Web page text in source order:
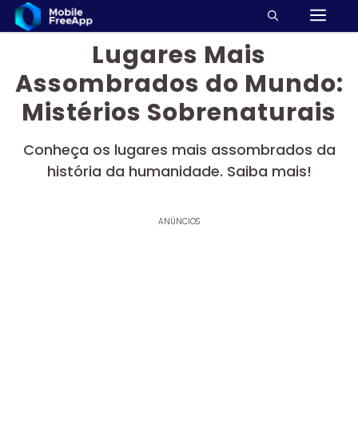
Pular
para
Lugares Mais
Assombrados do Mundo:
Mistérios Sobrenaturais
Conheça os lugares mais assombrados da
história da humanidade. Saiba mais!
ANÚNCIOS